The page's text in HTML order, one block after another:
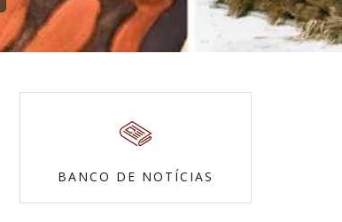
BANCO DE NOTÍCIAS